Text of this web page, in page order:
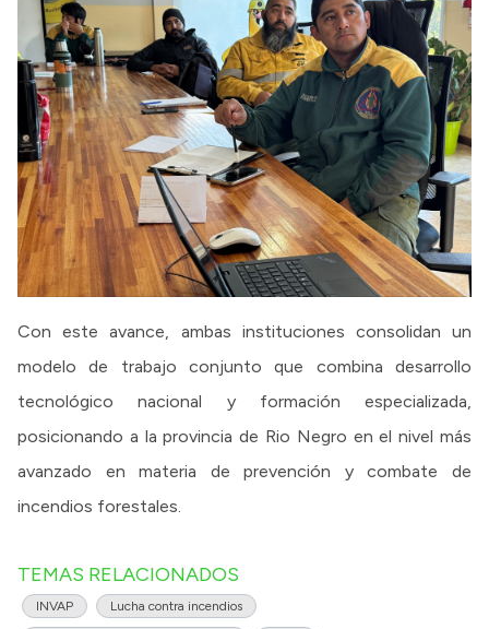
Con este avance, ambas instituciones consolidan un
modelo de trabajo conjunto que combina desarrollo
tecnológico nacional y formación especializada,
posicionando a la provincia de Rio Negro en el nivel más
avanzado en materia de prevención y combate de
incendios forestales.
TEMAS RELACIONADOS
INVAP Lucha contra incendios